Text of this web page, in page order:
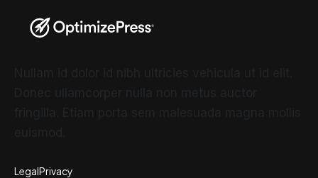
LegalPrivacy